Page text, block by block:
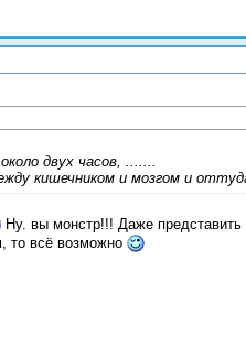
двух часов, .......
кишечником и мозгом и
Ну. вы монстр!!! Даже
то всё возможно